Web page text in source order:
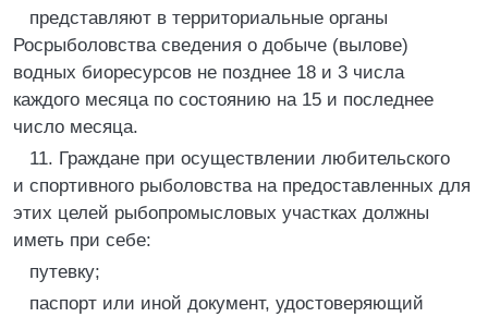
представляют в территориальные органы
Росрыболовства сведения о добыче (вылове)
водных биоресурсов не позднее 18 и 3 числа
каждого месяца по состоянию на 15 и последнее
число месяца.
11. Граждане при осуществлении любительского
и спортивного рыболовства на предоставленных для
этих целей рыбопромысловых участках должны
иметь при себе:
путевку;
паспорт или иной документ, удостоверяющий